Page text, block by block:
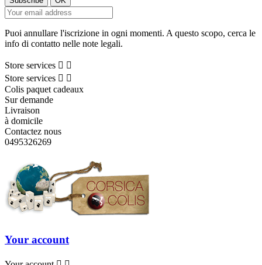
Puoi annullare l'iscrizione in ogni momenti. A questo scopo, cerca le
info di contatto nelle note legali.
Store services  
Store services  
Colis paquet cadeaux
Sur demande
Livraison
à domicile
Contactez nous
0495326269
Your account